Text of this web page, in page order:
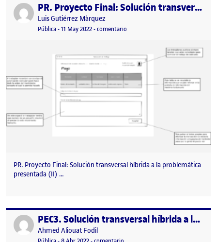
Publicado por PR. Proyecto Final: Solución transversal híbrida a la problemática presentada (II)
Publicado por
Luis Gutiérrez Màrquez
Visibilidad:
Pública-Fecha de publicación
11 May 2022-comentario
PR. Proyecto Final: Solución transversal híbrida a la problemática
presentada (II) …
Publicado por PEC3. Solución transversal híbrida a la problemática trabajada
Publicado por
Ahmed Aliouat Fodil